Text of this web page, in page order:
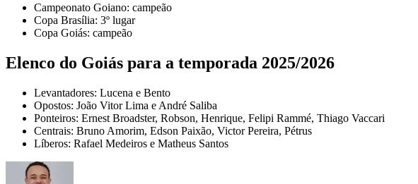
Campeonato Goiano: campeão
Copa Brasília: 3º lugar
Copa Goiás: campeão
Elenco do Goiás para a temporada 2025/2026
Levantadores: Lucena e Bento
Opostos: João Vitor Lima e André Saliba
Ponteiros: Ernest Broadster, Robson, Henrique, Felipi Rammé, Thiago Vaccari
Centrais: Bruno Amorim, Edson Paixão, Victor Pereira, Pétrus
Líberos: Rafael Medeiros e Matheus Santos